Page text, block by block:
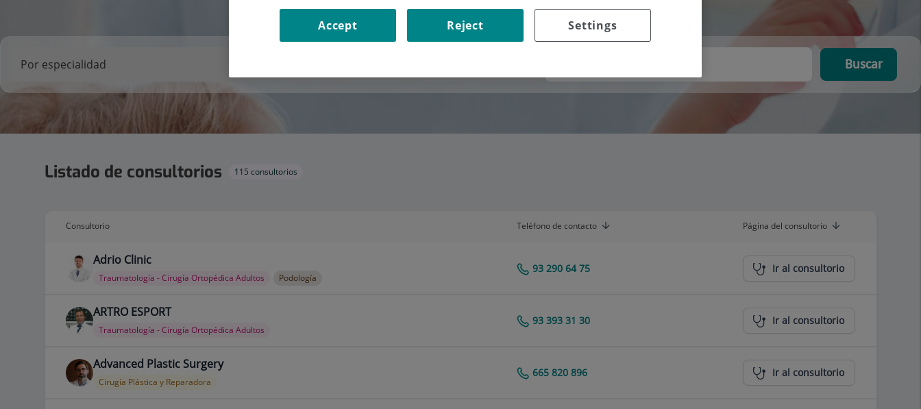
Buscar
Listado de consultorios 115 consultorios
Consultorio Teléfono de contacto Página del consultorio
Adrio Clinic
Traumatología - Cirugía Ortopédica Adultos Podología
93 290 64 75 Ir al consultorio
ARTRO ESPORT
Traumatología - Cirugía Ortopédica Adultos
93 393 31 30 Ir al consultorio
Advanced Plastic Surgery
Cirugía Plástica y Reparadora
665 820 896 Ir al consultorio
Settings
Reject
Accept